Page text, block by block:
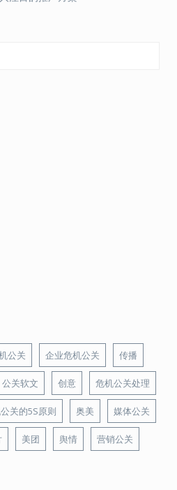
公关 企业危机公关 传播
公关软文 创意 危机公关处理
关的5S原则 奥美 媒体公关
美团 舆情 营销公关